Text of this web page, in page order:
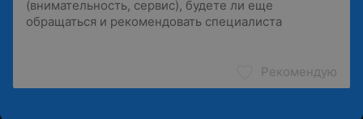
Рекомендую